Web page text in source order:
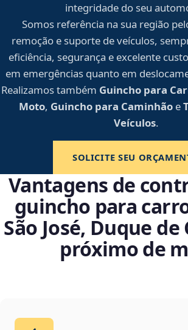
integridade do seu
Somos referência na sua região
remoção e suporte de veículos,
eficiência, segurança e excelente
em emergências quanto em
Realizamos também Guincho para
Moto, Guincho para Caminhãoe
Veículos.
SOLICITE SEU
Vantagens de
guincho para
São José, Duque de
próximo de